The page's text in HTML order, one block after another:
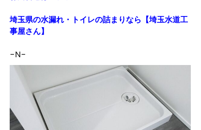
埼玉県の水漏れ・トイレの詰まりなら【埼玉水道工
事屋さん】
−N−